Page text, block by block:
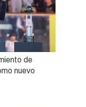
de
nuevo